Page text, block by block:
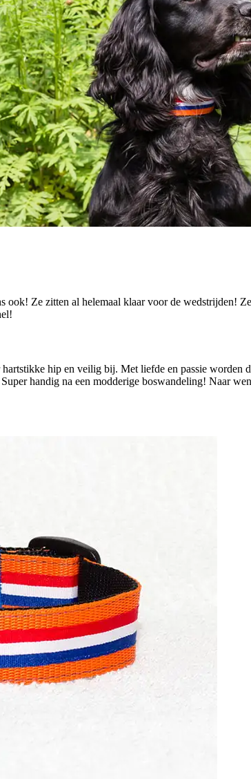
Ze zitten al helemaal klaar voor de wedstrijden!
hip en veilig bij. Met liefde en passie worden
handig na een modderige boswandeling! Naar